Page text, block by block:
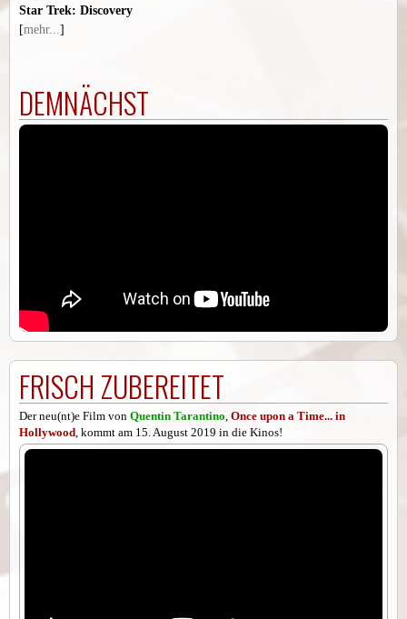
FRISCH ZUBEREITET
Der neu(nt)e Film von Quentin Tarantino Once upon a Time... in
Hollywood , kommt am 15. August 2019 in die Kinos!
Star Trek: Discovery
[mehr... ]
DEMNÄCHST